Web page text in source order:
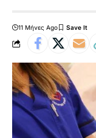
11 Μήνες Ago